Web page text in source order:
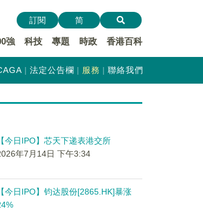
強 科技 專題 時政 香港百科
訂閱 简
法定公告欄 服務 聯絡我們
【今日IPO】芯天下递表港交所
年7月14日 下午3:34
【今日IPO】钧达股份[2865.HK]暴涨